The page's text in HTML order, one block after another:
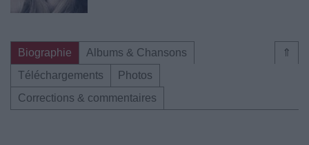
⇑
Biographie
Albums & Chansons
Téléchargements
Photos
Corrections & commentaires